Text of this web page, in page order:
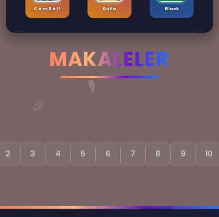
🎉
💌
🎙️
C é m R é !! RüYa Black
MAKALELER
2 3 4 5 6 7 8 9 10